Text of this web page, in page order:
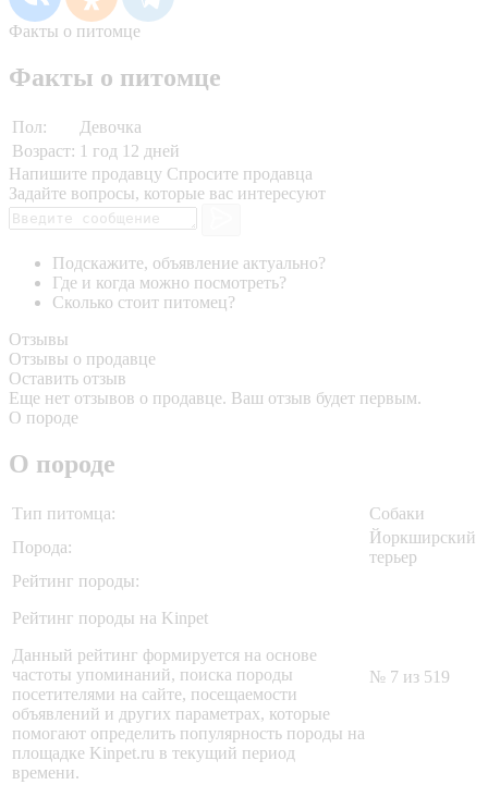
Факты о питомце
Факты о питомце
Пол:
Девочка
Возраст: 1 год 12 дней
Напишите продавцу Спросите продавца
Задайте вопросы, которые вас интересуют
Подскажите, объявление актуально?
Где и когда можно посмотреть?
Сколько стоит питомец?
Отзывы
Отзывы о продавце
Оставить отзыв
Еще нет отзывов о продавце. Ваш отзыв будет первым.
О породе
О породе
Тип питомца:
Собаки
Порода:
Йоркширский
терьер
Рейтинг породы:
Рейтинг породы на Kinpet
Данный рейтинг формируется на основе
частоты упоминаний, поиска породы
посетителями на сайте, посещаемости
объявлений и других параметрах, которые
помогают определить популярность породы на
площадке Kinpet.ru в текущий период
времени.
№ 7 из 519